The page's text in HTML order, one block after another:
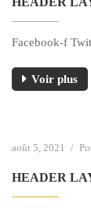
Facebook-f
Voir plus
août 5, 2021 /
HEADER